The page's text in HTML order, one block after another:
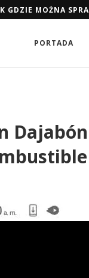
GDZIE MOŻNA
PORTADA